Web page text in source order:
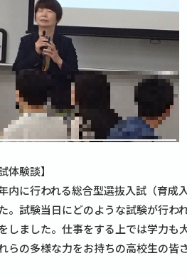
体験談】
内に行われる総合型選抜入試（育
。試験当日にどのような試験が行
しました。仕事をする上では学力も
らの多様な力をお持ちの高校生の皆